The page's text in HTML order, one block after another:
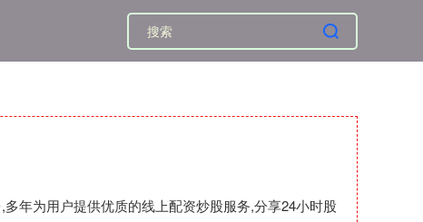
年为用户提供优质的线上配资炒股服务,分享24小时股